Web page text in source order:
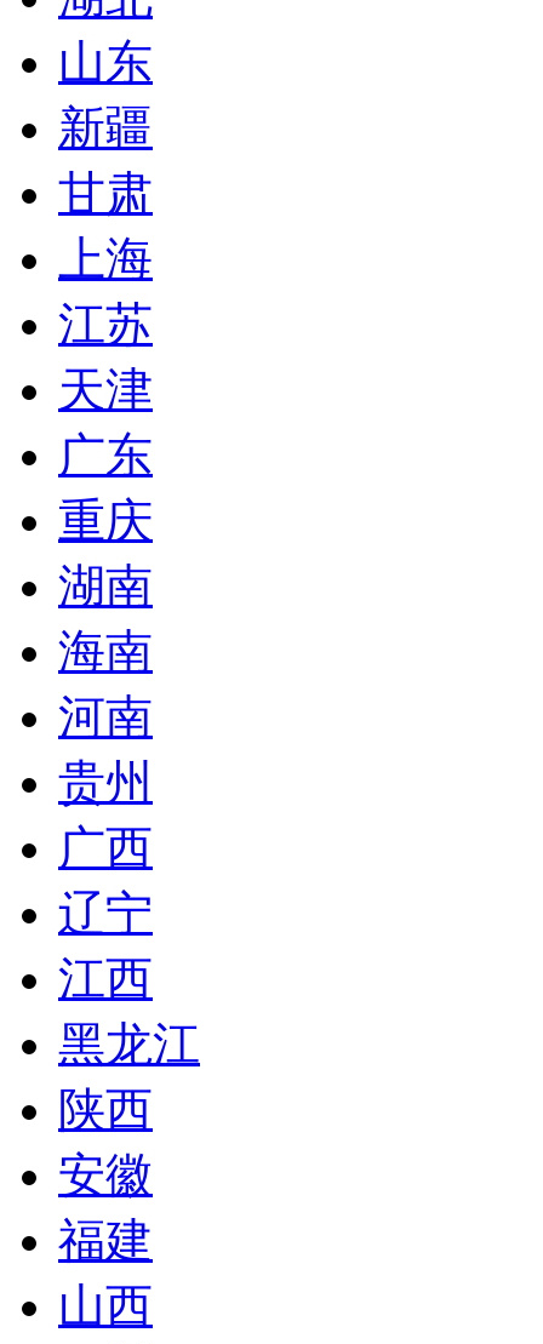
山东
新疆
甘肃
上海
江苏
天津
广东
重庆
湖南
海南
河南
贵州
广西
辽宁
江西
黑龙江
陕西
安徽
福建
山西